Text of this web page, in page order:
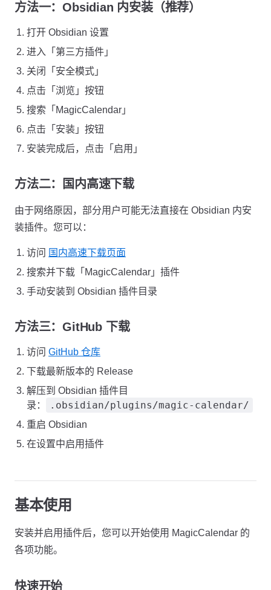
方法一：Obsidian 内安装（推荐）
打开 Obsidian 设置
进入「第三方插件」
关闭「安全模式」
点击「浏览」按钮
搜索「MagicCalendar」
点击「安装」按钮
安装完成后，点击「启用」
方法二：国内高速下载
由于网络原因，部分用户可能无法直接在 Obsidian 内安
装插件。您可以：
访问 国内高速下载页面
搜索并下载「MagicCalendar」插件
手动安装到 Obsidian 插件目录
方法三：GitHub 下载
访问 GitHub 仓库
下载最新版本的 Release
解压到 Obsidian 插件目
录：
.obsidian/plugins/magic-calendar/
重启 Obsidian
在设置中启用插件
基本使用
安装并启用插件后，您可以开始使用 MagicCalendar 的
各项功能。
快速开始